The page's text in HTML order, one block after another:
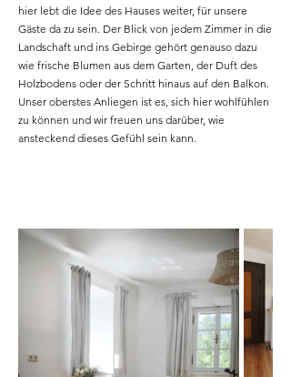
hier lebt die Idee des Hauses weiter, für unsere
Gäste da zu sein. Der Blick von jedem Zimmer in die
Landschaft und ins Gebirge gehört genauso dazu
wie frische Blumen aus dem Garten, der Duft des
Holzbodens oder der Schritt hinaus auf den Balkon.
Unser oberstes Anliegen ist es, sich hier wohlfühlen
zu können und wir freuen uns darüber, wie
ansteckend dieses Gefühl sein kann.